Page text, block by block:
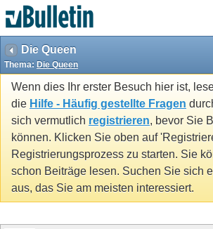
Die Queen
Thema: Die Queen
Wenn dies Ihr erster Besuch hier ist,
die Hilfe - Häufig gestellte Fragen
sich vermutlich registrieren, bevor Sie
können. Klicken Sie oben auf
Registrierungsprozess zu starten. Sie
schon Beiträge lesen. Suchen Sie sich
aus, das Sie am meisten interessiert.